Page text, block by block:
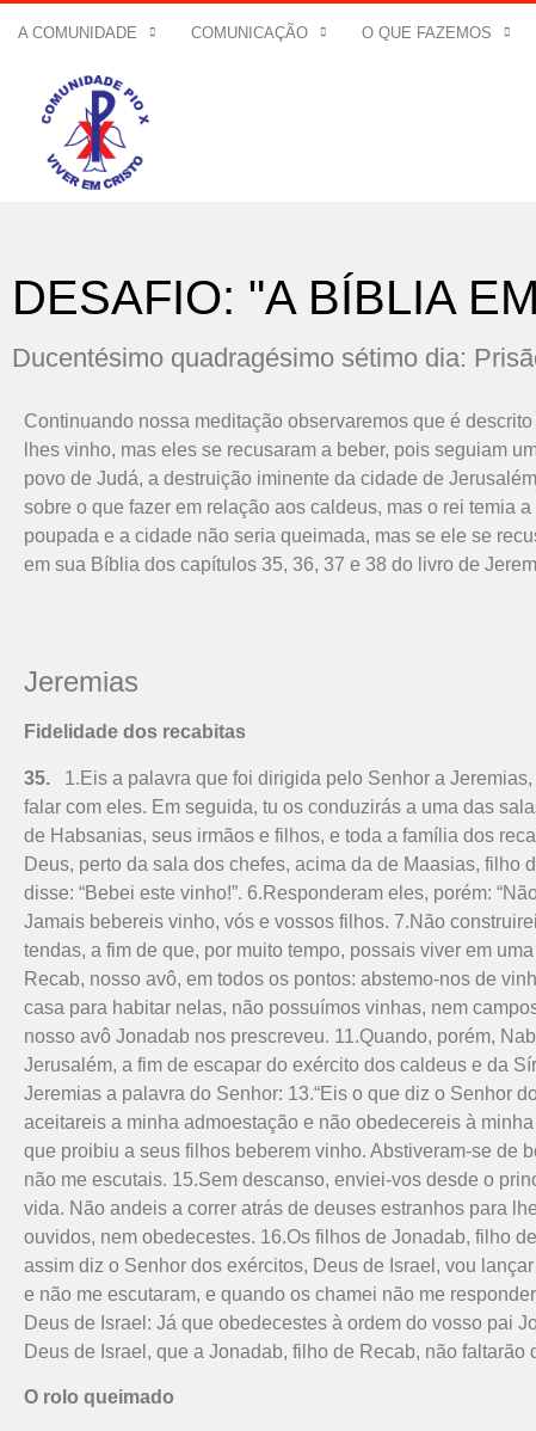
A COMUNIDADE COMUNICAÇÃO O QUE FAZEMOS
DESAFIO: "A BÍBLIA
Ducentésimo quadragésimo sétimo dia:
Continuando nossa meditação observaremos que é
lhes vinho, mas eles se recusaram a beber, pois seguiam
povo de Judá, a destruição iminente da cidade de
sobre o que fazer em relação aos caldeus, mas o rei temia
poupada e a cidade não seria queimada, mas se ele se
em sua Bíblia dos capítulos 35, 36, 37 e 38 do livro de
Jeremias
Fidelidade dos recabitas
35. 1.Eis a palavra que foi dirigida pelo Senhor a
falar com eles. Em seguida, tu os conduzirás a uma das
de Habsanias, seus irmãos e filhos, e toda a família dos
Deus, perto da sala dos chefes, acima da de Maasias,
disse: “Bebei este vinho!”. 6.Responderam eles, porém:
Jamais bebereis vinho, vós e vossos filhos. 7.Não
tendas, a fim de que, por muito tempo, possais viver em
Recab, nosso avô, em todos os pontos: abstemo-nos de
casa para habitar nelas, não possuímos vinhas, nem
nosso avô Jonadab nos prescreveu. 11.Quando, porém,
Jerusalém, a fim de escapar do exército dos caldeus e da
Jeremias a palavra do Senhor: 13.“Eis o que diz o Senhor
aceitareis a minha admoestação e não obedecereis à
que proibiu a seus filhos beberem vinho. Abstiveram-se de
não me escutais. 15.Sem descanso, enviei-vos desde o
vida. Não andeis a correr atrás de deuses estranhos para
ouvidos, nem obedecestes. 16.Os filhos de Jonadab, filho
assim diz o Senhor dos exércitos, Deus de Israel, vou
e não me escutaram, e quando os chamei não me
Deus de Israel: Já que obedecestes à ordem do vosso pai
Deus de Israel, que a Jonadab, filho de Recab, não
O rolo queimado